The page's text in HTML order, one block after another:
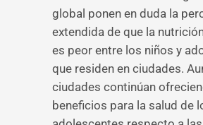
global ponen en duda la
extendida de que la
es peor entre los niños y
que residen en ciudades.
ciudades continúan
beneficios para la salud de